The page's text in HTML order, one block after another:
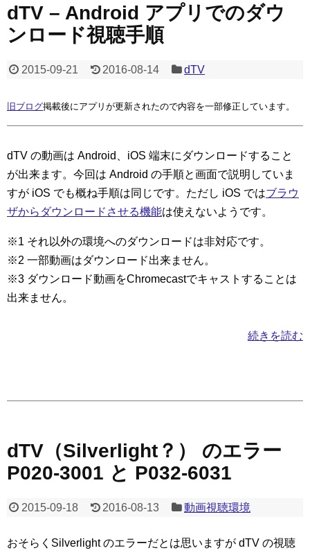
dTV – Android アプリでのダウ
ンロード視聴手順
2015-09-21 2016-08-14 dTV
旧ブログ掲載後にアプリが更新されたので内容を一部修正しています。
dTV の動画は Android、iOS 端末にダウンロードすること
が出来ます。今回は Android の手順と画面で説明していま
すが iOS でも概ね手順は同じです。ただし iOS ではブラウ
ザからダウンロードさせる機能は使えないようです。
※1 それ以外の環境へのダウンロードは非対応です。
※2 一部動画はダウンロード出来ません。
※3 ダウンロード動画をChromecastでキャストすることは
出来ません。
続きを読む
dTV（Silverlight？） のエラー
P020-3001 と P032-6031
2015-09-18 2016-08-13 動画視聴環境
おそらくSilverlight のエラーだとは思いますが dTV の視聴